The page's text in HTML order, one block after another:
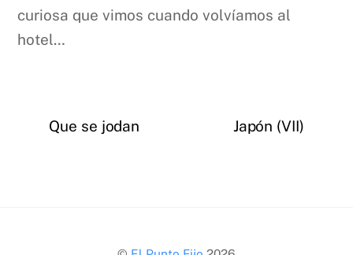
curiosa que vimos cuando volvíamos al
hotel…
Que se jodan Japón (VII)
Back